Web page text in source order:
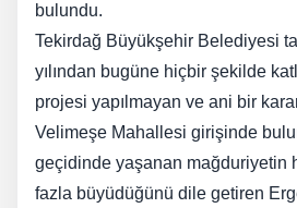
bulundu.
Tekirdağ Büyükşehir Belediyesi
yılından bugüne hiçbir şekilde
projesi yapılmayan ve ani bir
Velimeşe Mahallesi girişinde
geçidinde yaşanan mağduriyetin
fazla büyüdüğünü dile getiren